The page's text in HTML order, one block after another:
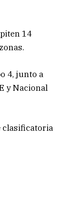
14
4, junto a
y Nacional
clasificatoria